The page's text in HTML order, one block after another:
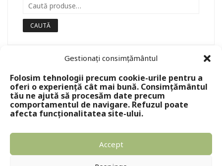
Gestionați consimțământul
Folosim tehnologii precum cookie-urile pentru a
oferi o experiență cât mai bună. Consimțământul
tău ne ajută să procesăm date precum
comportamentul de navigare. Refuzul poate
afecta funcționalitatea site-ului.
Accept
CAUTĂ